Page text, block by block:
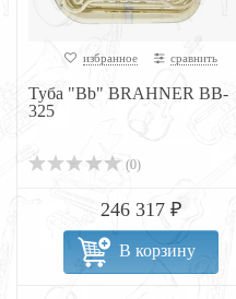
избранное сравнить
Туба "Bb" BRAHNER BB-
325
(0)
246 317 ₽
В корзину